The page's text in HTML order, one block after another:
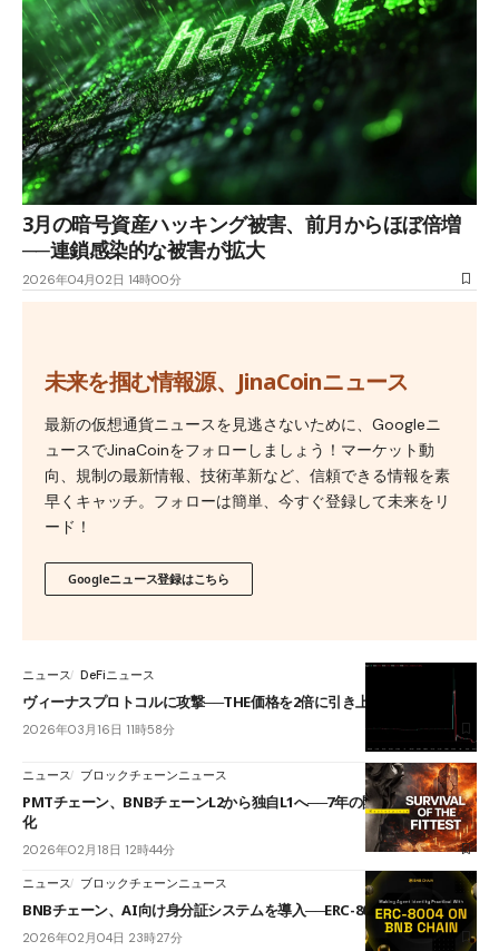
3月の暗号資産ハッキング被害、前月からほぼ倍増
──連鎖感染的な被害が拡大
2026年04月02日 14時00分
未来を掴む情報源、JinaCoinニュース
最新の仮想通貨ニュースを見逃さないために、Googleニ
ュースでJinaCoinをフォローしましょう！マーケット動
向、規制の最新情報、技術革新など、信頼できる情報を素
早くキャッチ。フォローは簡単、今すぐ登録して未来をリ
ード！
Googleニュース登録はこちら
ニュース DeFiニュース
ヴィーナスプロトコルに攻撃──THE価格を2倍に引き上げ複数資産流出
2026年03月16日 11時58分
ニュース ブロックチェーンニュース
PMTチェーン、BNBチェーンL2から独自L1へ──7年の開発経てRWA特
化
2026年02月18日 12時44分
ニュース ブロックチェーンニュース
BNBチェーン、AI向け身分証システムを導入──ERC-8004を展開
2026年02月04日 23時27分